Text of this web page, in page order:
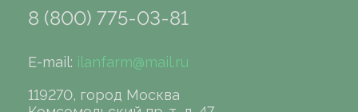
8 (800) 775-03-81
E-mail: ilanfarm@mail.ru
119270, город Москва